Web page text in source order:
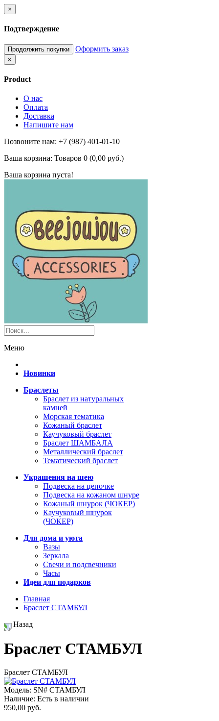
×
Подтверждение
Продолжить покупки Оформить заказ
×
Product
О нас
Оплата
Доставка
Напишите нам
Позвоните нам: +7 (987) 401-01-10
Ваша корзина: Товаров 0 (0,00 руб.)
Ваша корзина пуста!
Меню
Новинки
Браслеты
Браслет из натуральных
камней
Морская тематика
Кожаный браслет
Каучуковый браслет
Браслет ШАМБАЛА
Металлический браслет
Тематический браслет
Украшения на шею
Подвеска на цепочке
Подвеска на кожаном шнуре
Кожаный шнурок (ЧОКЕР)
Каучуковый шнурок
(ЧОКЕР)
Для дома и уюта
Вазы
Зеркала
Свечи и подсвечники
Часы
Идеи для подарков
Главная
Браслет СТАМБУЛ
Назад
Браслет СТАМБУЛ
Браслет СТАМБУЛ
Модель: SN# СТАМБУЛ
Наличие: Есть в наличии
950,00 руб.